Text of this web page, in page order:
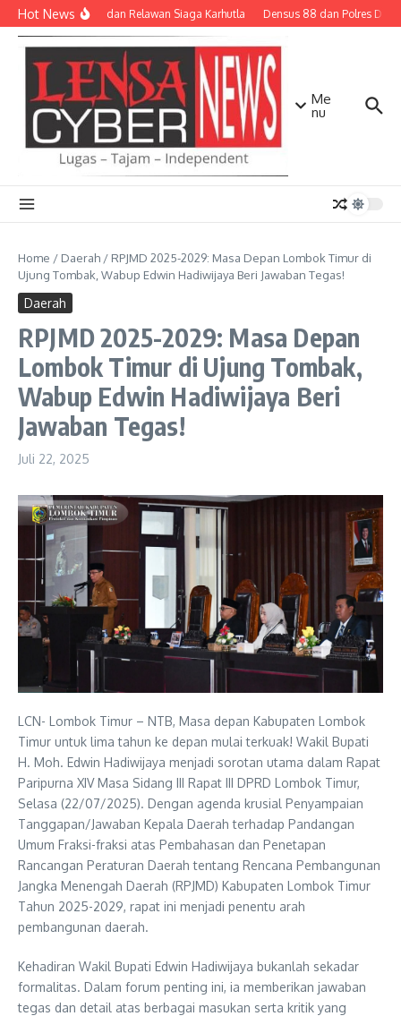
Lewati ke konten
Hot NewsTNI-Polri dan Relawan Siaga Karhutla Densus 88 dan Polres
Me
nu
Home / Daerah / RPJMD 2025-2029: Masa Depan Lombok Timur di
Ujung Tombak, Wabup Edwin Hadiwijaya Beri Jawaban Tegas!
Daerah
RPJMD 2025-2029: Masa Depan
Lombok Timur di Ujung Tombak,
Wabup Edwin Hadiwijaya Beri
Jawaban Tegas!
Juli 22, 2025
LCN- Lombok Timur – NTB, Masa depan Kabupaten Lombok
Timur untuk lima tahun ke depan mulai terkuak! Wakil Bupati
H. Moh. Edwin Hadiwijaya menjadi sorotan utama dalam Rapat
Paripurna XIV Masa Sidang III Rapat III DPRD Lombok Timur,
Selasa (22/07/2025). Dengan agenda krusial Penyampaian
Tanggapan/Jawaban Kepala Daerah terhadap Pandangan
Umum Fraksi-fraksi atas Pembahasan dan Penetapan
Rancangan Peraturan Daerah tentang Rencana Pembangunan
Jangka Menengah Daerah (RPJMD) Kabupaten Lombok Timur
Tahun 2025-2029, rapat ini menjadi penentu arah
pembangunan daerah.
Kehadiran Wakil Bupati Edwin Hadiwijaya bukanlah sekadar
formalitas. Dalam forum penting ini, ia memberikan jawaban
tegas dan detail atas berbagai masukan serta kritik yang